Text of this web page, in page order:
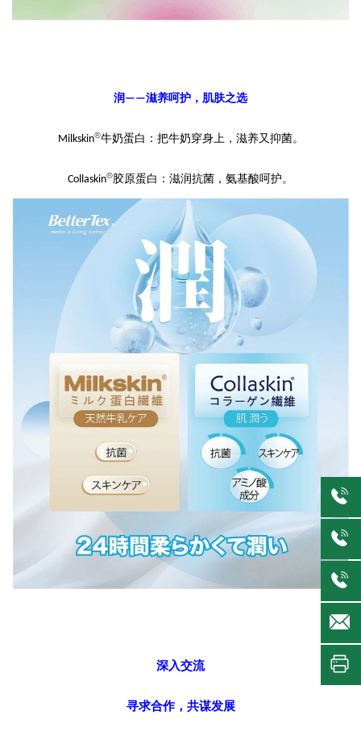
润 ——滋养呵护，肌肤之选
Milkskin®牛奶蛋白： 把牛奶穿身上， 滋养又抑菌。
Collaskin®胶原蛋白：滋润抗菌，氨基酸呵护。
深入交流
寻求合作，共谋发展